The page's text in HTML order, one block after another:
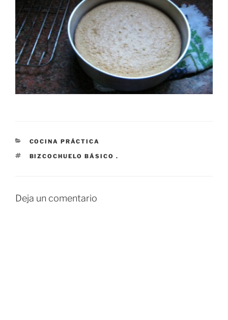
CATEGORÍAS
COCINA PRÁCTICA
ETIQUETAS
BIZCOCHUELO BÁSICO .
Deja un comentario